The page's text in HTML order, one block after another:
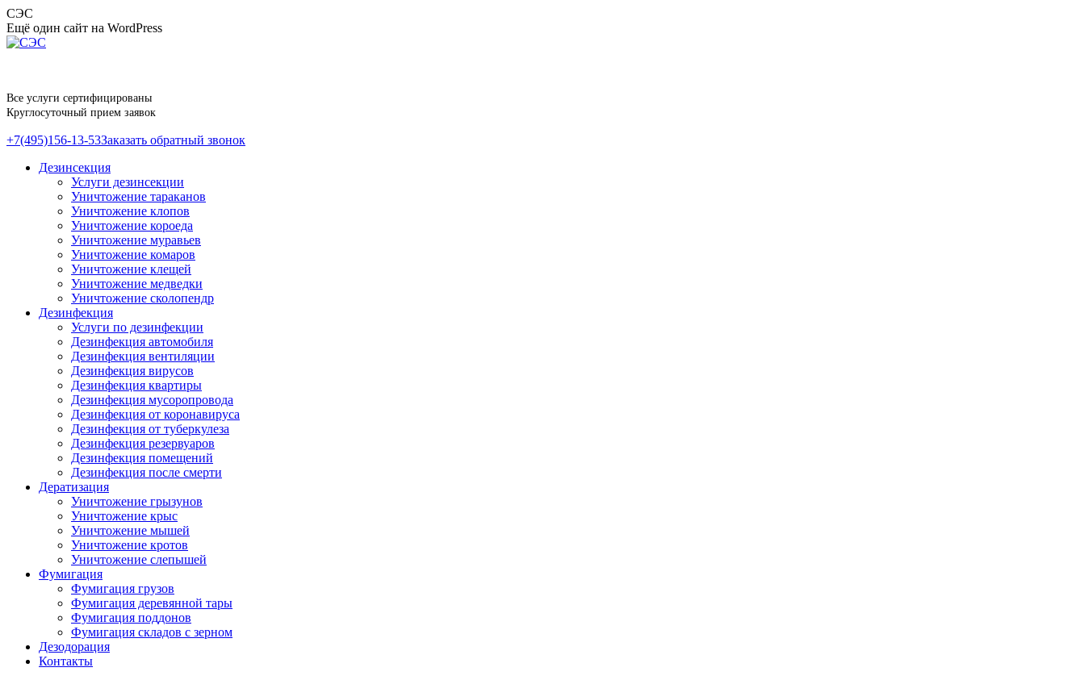
Перейти
к
содержанию
СЭС
Ещё один сайт на WordPress
Все услуги сертифицированы
Круглосуточный прием заявок
+7(495)156-13-53Заказать обратный звонок
Дезинсекция
Услуги дезинсекции
Уничтожение тараканов
Уничтожение клопов
Уничтожение короеда
Уничтожение муравьев
Уничтожение комаров
Уничтожение клещей
Уничтожение медведки
Уничтожение сколопендр
Дезинфекция
Услуги по дезинфекции
Дезинфекция автомобиля
Дезинфекция вентиляции
Дезинфекция вирусов
Дезинфекция квартиры
Дезинфекция мусоропровода
Дезинфекция от коронавируса
Дезинфекция от туберкулеза
Дезинфекция резервуаров
Дезинфекция помещений
Дезинфекция после смерти
Дератизация
Уничтожение грызунов
Уничтожение крыс
Уничтожение мышей
Уничтожение кротов
Уничтожение слепышей
Фумигация
Фумигация грузов
Фумигация деревянной тары
Фумигация поддонов
Фумигация складов с зерном
Дезодорация
Контакты